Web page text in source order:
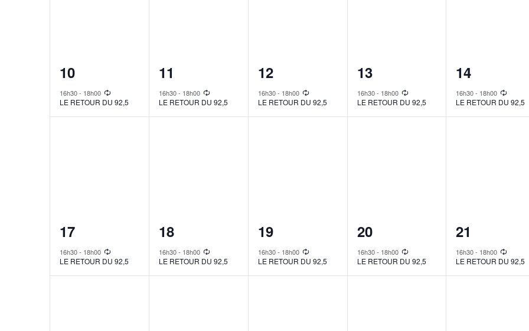
1
event,
10
16h30- 18h00
LE RETOUR DU 92,5
1
event,
11
16h30- 18h00
LE RETOUR DU 92,5
1
event,
12
16h30- 18h00
LE RETOUR DU 92,5
1
event,
13
16h30- 18h00
LE RETOUR DU 92,5
1
event,
14
16h30- 18h00
LE RETOUR DU 92,5
1
event,
17
16h30- 18h00
LE RETOUR DU 92,5
1
event,
18
16h30- 18h00
LE RETOUR DU 92,5
1
event,
19
16h30- 18h00
LE RETOUR DU 92,5
1
event,
20
16h30- 18h00
LE RETOUR DU 92,5
1
event,
21
16h30- 18h00
LE RETOUR DU 92,5